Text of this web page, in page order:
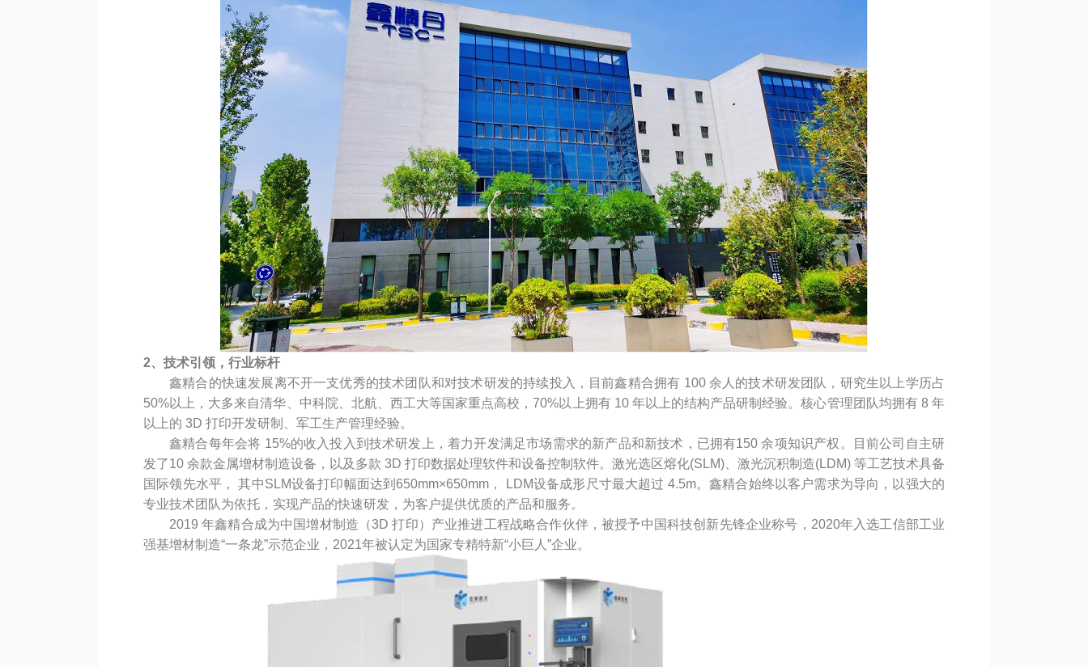
2、技术引领，行业标杆
鑫精合的快速发展离不开一支优秀的技术团队和对技术研发的持续投入，目前鑫精合拥有 100 余人的技术研发团队，研究生以上学历占
50%以上，大多来自清华、中科院、北航、西工大等国家重点高校，70%以上拥有 10 年以上的结构产品研制经验。核心管理团队均拥有 8 年
以上的 3D 打印开发研制、军工生产管理经验。
鑫精合每年会将 15%的收入投入到技术研发上，着力开发满足市场需求的新产品和新技术，已拥有150 余项知识产权。目前公司自主研
发了10 余款金属增材制造设备，以及多款 3D 打印数据处理软件和设备控制软件。激光选区熔化(SLM)、激光沉积制造(LDM) 等工艺技术具备
国际领先水平， 其中SLM设备打印幅面达到650mm×650mm， LDM设备成形尺寸最大超过 4.5m。鑫精合始终以客户需求为导向，以强大的
专业技术团队为依托，实现产品的快速研发，为客户提供优质的产品和服务。
2019 年鑫精合成为中国增材制造（3D 打印）产业推进工程战略合作伙伴，被授予中国科技创新先锋企业称号，2020年入选工信部工业
强基增材制造“一条龙”示范企业，2021年被认定为国家专精特新“小巨人”企业。